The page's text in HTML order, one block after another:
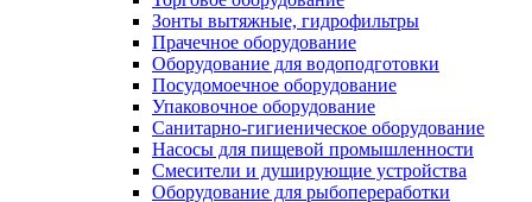
Зонты вытяжные, гидрофильтры
Прачечное оборудование
Оборудование для водоподготовки
Посудомоечное оборудование
Упаковочное оборудование
Санитарно-гигиеническое оборудование
Насосы для пищевой промышленности
Смесители и душирующие устройства
Оборудование для рыбопереработки